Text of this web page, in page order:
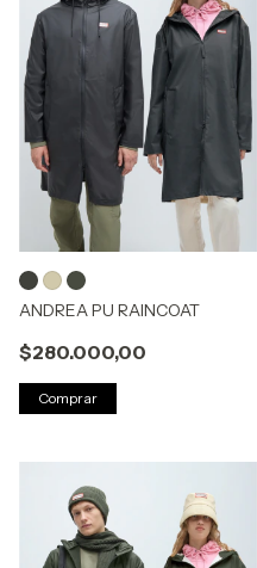
ANDREA PU RAINCOAT
$280.000,00
Comprar